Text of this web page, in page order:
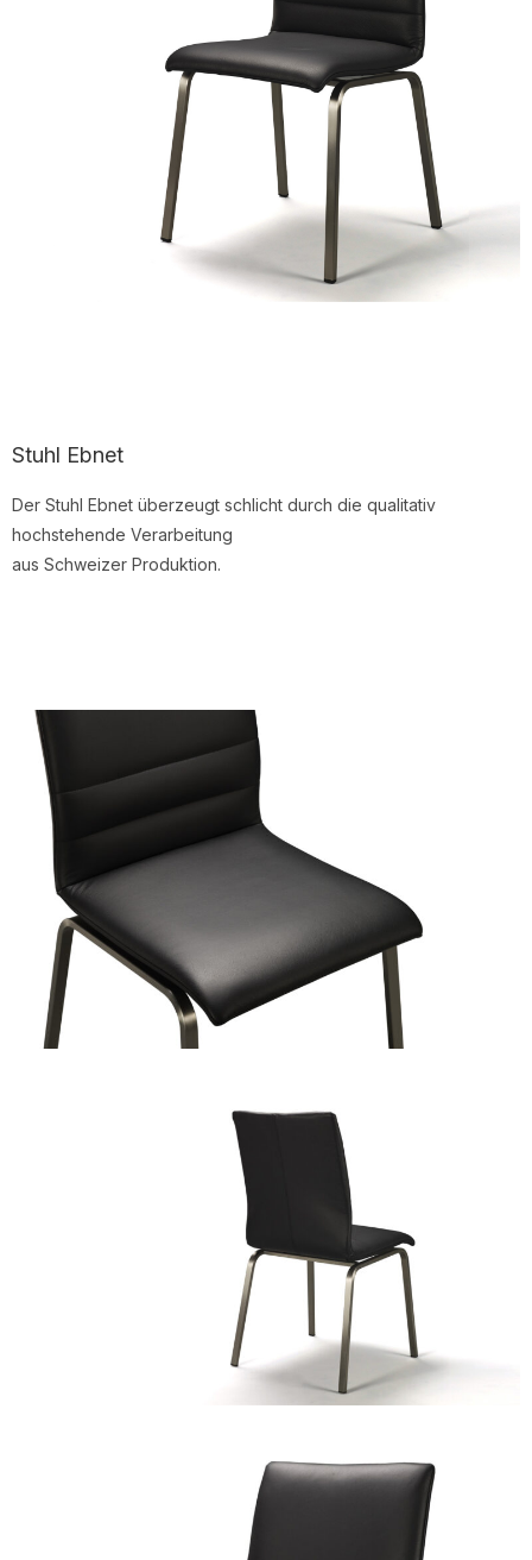
Stuhl Ebnet
Der Stuhl Ebnet überzeugt schlicht durch die qualitativ
hochstehende Verarbeitung
aus Schweizer Produktion.